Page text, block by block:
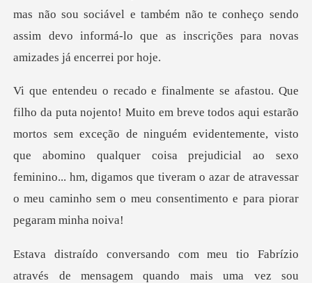
mas não sou sociável e também não
ortos sem exceção de ninguém evidentemente, visto
que abomino qualquer coisa prejudicial ao sexo
feminino... hm,
brízio
através de mensagem quando mais uma